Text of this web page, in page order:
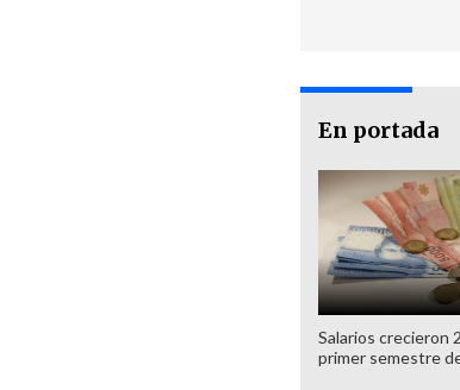
En portada
Salarios crecieron
primer semestre